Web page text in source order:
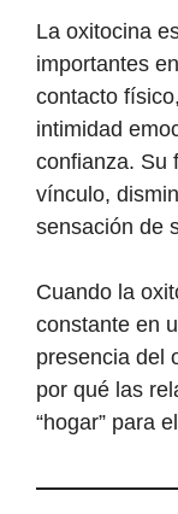
La oxitocina
importantes
contacto
intimidad
confianza. Su
vínculo,
sensación de
Cuando la
constante en
presencia del
por qué las
“hogar” para